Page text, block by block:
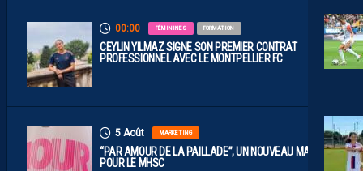
00:00 FÉMININES FORMATION
CEYLIN YILMAZ SIGNE SON PREMIER CONTRAT
PROFESSIONNEL AVEC LE MONTPELLIER FC
5 Août MARKETING
“PAR AMOUR DE LA PAILLADE”, UN NOUVEAU MAILLOT
POUR LE MHSC